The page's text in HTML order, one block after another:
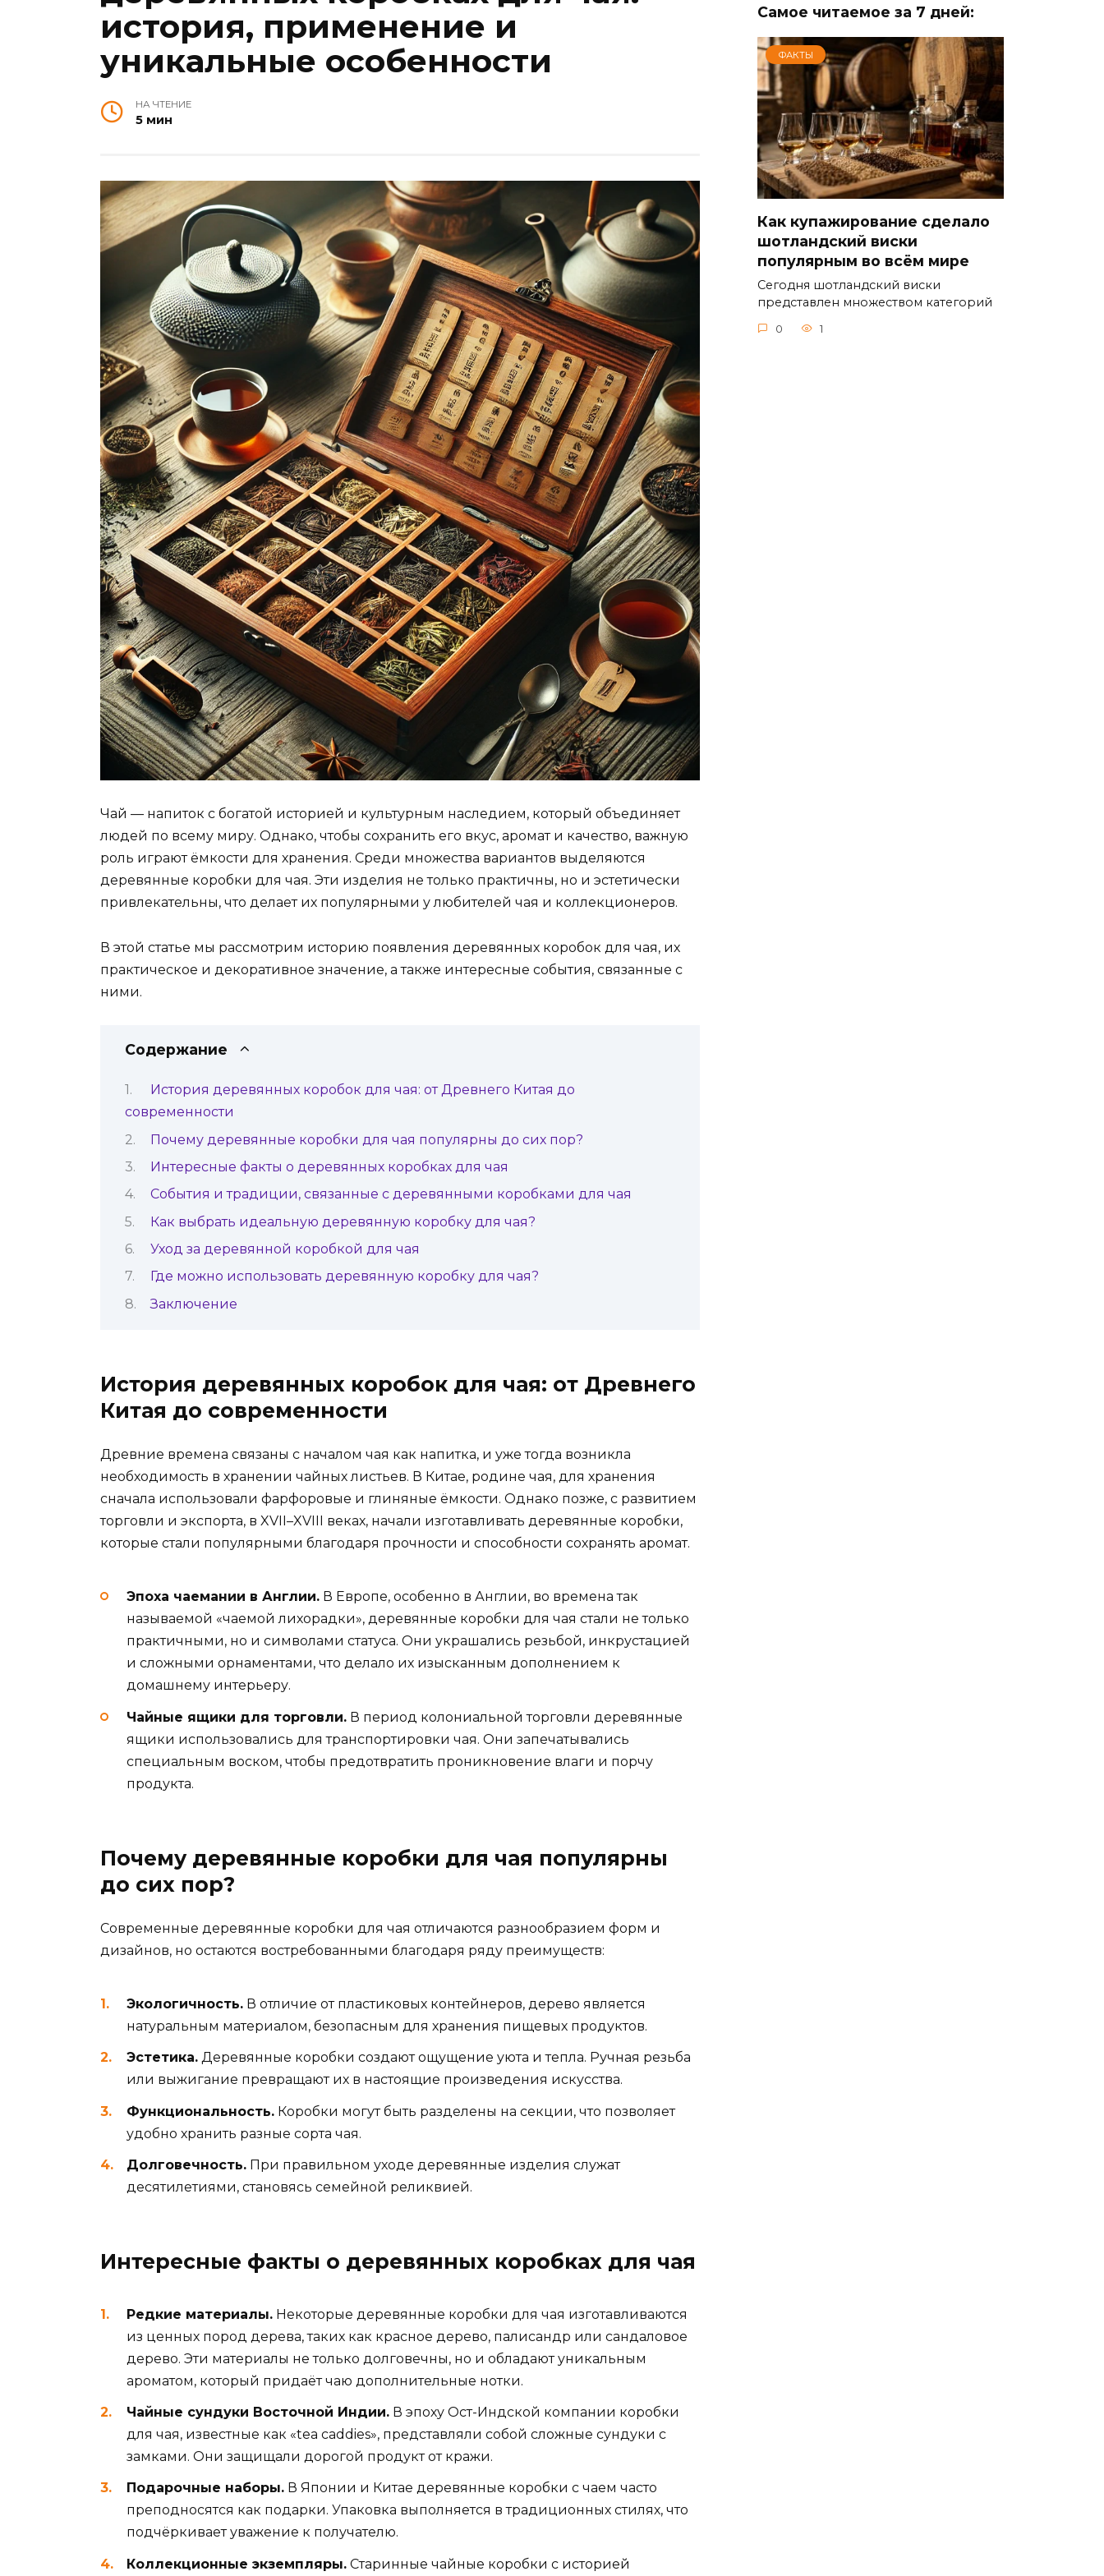
история, применение и
уникальные особенности
НА ЧТЕНИЕ
5 мин
Чай — напиток с богатой историей и культурным наследием, который объединяет
людей по всему миру. Однако, чтобы сохранить его вкус, аромат и качество, важную
роль играют ёмкости для хранения. Среди множества вариантов выделяются
деревянные коробки для чая. Эти изделия не только практичны, но и эстетически
привлекательны, что делает их популярными у любителей чая и коллекционеров.
В этой статье мы рассмотрим историю появления деревянных коробок для чая, их
практическое и декоративное значение, а также интересные события, связанные с
ними.
Содержание
История деревянных коробок для чая: от Древнего Китая до
современности
Почему деревянные коробки для чая популярны до сих пор?
Интересные факты о деревянных коробках для чая
События и традиции, связанные с деревянными коробками для чая
Как выбрать идеальную деревянную коробку для чая?
Уход за деревянной коробкой для чая
Где можно использовать деревянную коробку для чая?
Заключение
История деревянных коробок для чая: от Древнего
Китая до современности
Древние времена связаны с началом чая как напитка, и уже тогда возникла
необходимость в хранении чайных листьев. В Китае, родине чая, для хранения
сначала использовали фарфоровые и глиняные ёмкости. Однако позже, с развитием
торговли и экспорта, в XVII–XVIII веках, начали изготавливать деревянные коробки,
которые стали популярными благодаря прочности и способности сохранять аромат.
Эпоха чаемании в Англии. В Европе, особенно в Англии, во времена так
называемой «чаемой лихорадки», деревянные коробки для чая стали не только
практичными, но и символами статуса. Они украшались резьбой, инкрустацией
и сложными орнаментами, что делало их изысканным дополнением к
домашнему интерьеру.
Чайные ящики для торговли. В период колониальной торговли деревянные
ящики использовались для транспортировки чая. Они запечатывались
специальным воском, чтобы предотвратить проникновение влаги и порчу
продукта.
Почему деревянные коробки для чая популярны
до сих пор?
Современные деревянные коробки для чая отличаются разнообразием форм и
дизайнов, но остаются востребованными благодаря ряду преимуществ:
Экологичность. В отличие от пластиковых контейнеров, дерево является
натуральным материалом, безопасным для хранения пищевых продуктов.
Эстетика. Деревянные коробки создают ощущение уюта и тепла. Ручная резьба
или выжигание превращают их в настоящие произведения искусства.
Функциональность. Коробки могут быть разделены на секции, что позволяет
удобно хранить разные сорта чая.
Долговечность. При правильном уходе деревянные изделия служат
десятилетиями, становясь семейной реликвией.
Интересные факты о деревянных коробках для чая
Редкие материалы. Некоторые деревянные коробки для чая изготавливаются
из ценных пород дерева, таких как красное дерево, палисандр или сандаловое
дерево. Эти материалы не только долговечны, но и обладают уникальным
ароматом, который придаёт чаю дополнительные нотки.
Чайные сундуки Восточной Индии. В эпоху Ост-Индской компании коробки
для чая, известные как «tea caddies», представляли собой сложные сундуки с
замками. Они защищали дорогой продукт от кражи.
Подарочные наборы. В Японии и Китае деревянные коробки с чаем часто
преподносятся как подарки. Упаковка выполняется в традиционных стилях, что
подчёркивает уважение к получателю.
Коллекционные экземпляры. Старинные чайные коробки с историей
Самое читаемое за 7 дней:
ФАКТЫ
Как купажирование сделало
шотландский виски
популярным во всём мире
Сегодня шотландский виски
представлен множеством категорий
0 1